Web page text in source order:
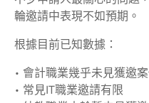
輪邀請中表現不如預期。
根據目前已知數據：
• 會計職業幾乎未見獲邀案
• 常見IT職業邀請有限